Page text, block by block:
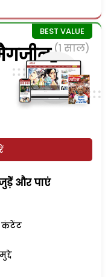
(1 साल)
और पाएं
कंटेंट